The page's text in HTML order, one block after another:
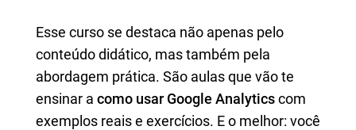
Esse curso se destaca não apenas pelo
conteúdo didático, mas também pela
abordagem prática. São aulas que vão te
ensinar a como usar Google Analyticscom
exemplos reais e exercícios. E o melhor: você